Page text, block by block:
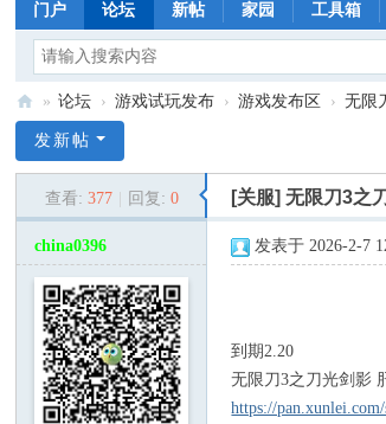
门户 论坛 新帖 家园 工具箱
1
» 论坛 › 游戏试玩发布 › 游戏发布区 › 无限
发新帖
查看: 377 回复: 0 [关服]无限刀3之
china0396 发表于 2026-2-7
到期2.20
无限刀3之刀光剑影
https://